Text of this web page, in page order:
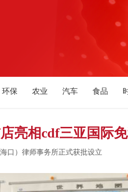
环保 农业 汽车 食品
河北 陕西
亮相cdf三亚国际
口）律师事务所正式获批设立